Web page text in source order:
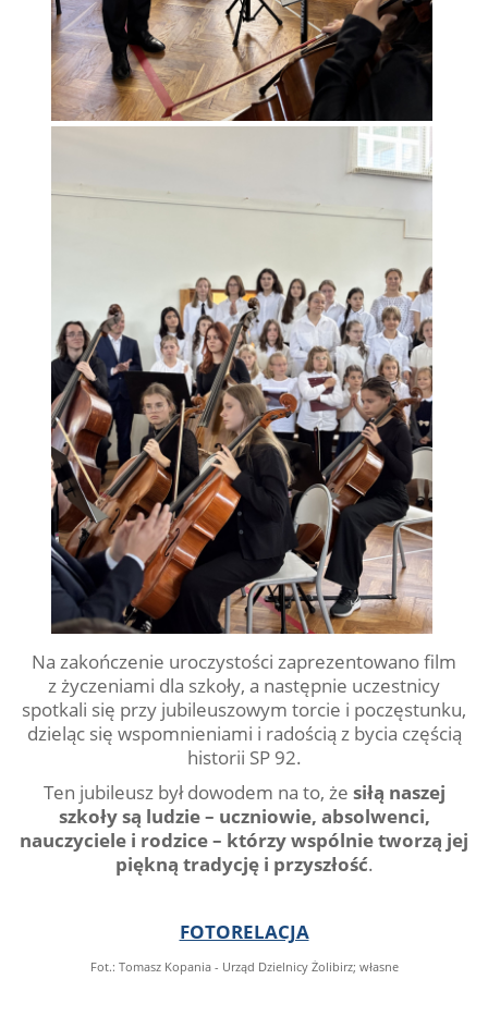
Na zakończenie uroczystości zaprezentowano film
z życzeniami dla szkoły, a następnie uczestnicy
spotkali się przy jubileuszowym torcie i poczęstunku,
dzieląc się wspomnieniami i radością z bycia częścią
historii SP 92.
Ten jubileusz był dowodem na to, że siłą naszej
szkoły są ludzie – uczniowie, absolwenci,
nauczyciele i rodzice – którzy wspólnie tworzą jej
piękną tradycję i przyszłość.
FOTORELACJA
Fot.: Tomasz Kopania - Urząd Dzielnicy Żolibirz; własne